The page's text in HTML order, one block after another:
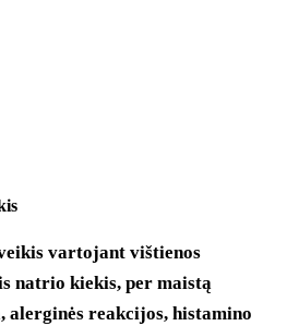
vartojant vištienos
natrio kiekis, per maistą
reakcijos, histamino